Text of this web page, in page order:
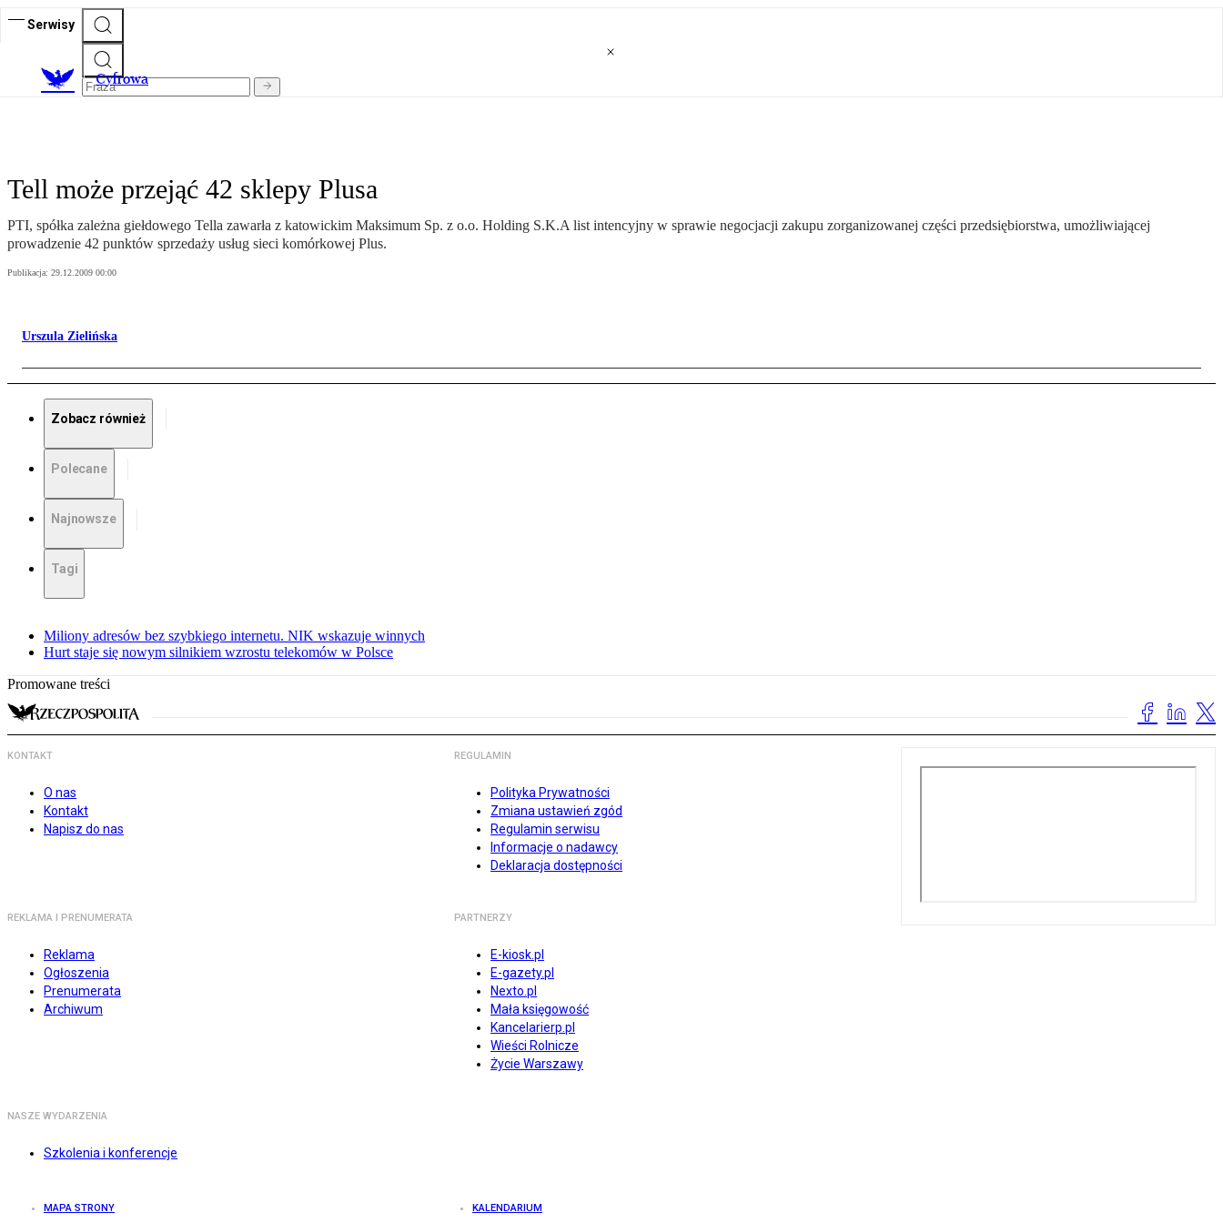
Serwisy
Cyfrowa
Tell może przejąć 42 sklepy Plusa
PTI, spółka zależna giełdowego Tella zawarła z katowickim Maksimum Sp. z o.o. Holding S.K.A list intencyjny w sprawie negocjacji zakupu zorganizowanej części przedsiębiorstwa, umożliwiającej
prowadzenie 42 punktów sprzedaży usług sieci komórkowej Plus.
Publikacja: 29.12.2009 00:00
Urszula Zielińska
Zobacz również
Polecane
Najnowsze
Tagi
Miliony adresów bez szybkiego internetu. NIK wskazuje winnych
Hurt staje się nowym silnikiem wzrostu telekomów w Polsce
Promowane treści
KONTAKT
O nas
Kontakt
Napisz do nas
REGULAMIN
Polityka Prywatności
Zmiana ustawień zgód
Regulamin serwisu
Informacje o nadawcy
Deklaracja dostępności
REKLAMA I PRENUMERATA
Reklama
Ogłoszenia
Prenumerata
Archiwum
PARTNERZY
E-kiosk.pl
E-gazety.pl
Nexto.pl
Mała księgowość
Kancelarierp.pl
Wieści Rolnicze
Życie Warszawy
NASZE WYDARZENIA
Szkolenia i konferencje
MAPA STRONY KALENDARIUM